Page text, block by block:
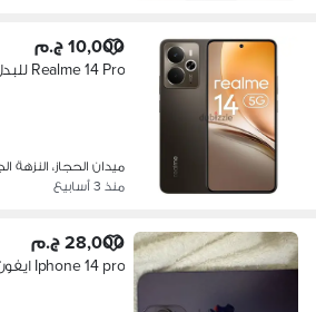
10,000 ج.م
Realme 14 Pro للبدل ب ايفون 15
ميدان الحجاز، النزهة
منذ 3 أسابيع
28,000 ج.م
Iphone 14 pro ايفون ١٤ برو